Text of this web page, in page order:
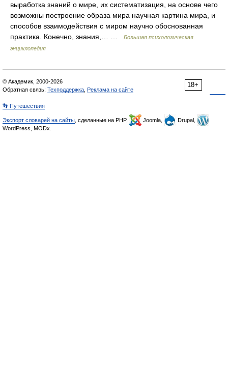
выработка знаний о мире, их систематизация, на основе чего
возможны построение образа мира научная картина мира, и
способов взаимодействия с миром научно обоснованная
практика. Конечно, знания,… …
Большая психологическая
энциклопедия
18+
© Академик, 2000-2026
Обратная связь: Техподдержка Реклама на сайте
👣 Путешествия
Экспорт словарей на сайты , сделанные на PHP, Joomla,
Drupal,
WordPress, MODx.